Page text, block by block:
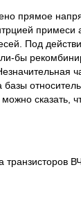
прямое
примеси
Под
бы
сказать,
транзисторов